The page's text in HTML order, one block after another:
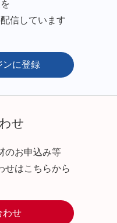
信しています
ンに登録
せ
のお申込み等
せはこちらから
わせ